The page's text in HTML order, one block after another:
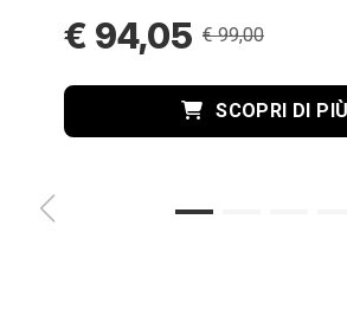
€ 94,05 € 99,00
SCOPRI DI PIÙ